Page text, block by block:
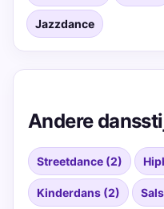
Jazzdance
Andere
Streetdance (2)
Kinderdans (2)